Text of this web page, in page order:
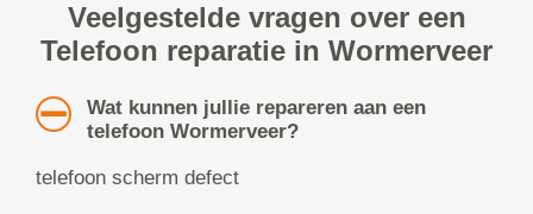
Veelgestelde vragen over een
Telefoon reparatie in Wormerveer
Wat kunnen jullie repareren aan een
telefoon Wormerveer?
telefoon scherm defect